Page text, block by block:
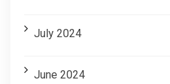
July 2024
June 2024